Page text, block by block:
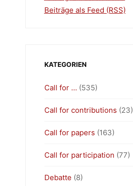
Beiträge als Feed (RSS)
KATEGORIEN
Call for … (535)
Call for contributions (23)
Call for papers (163)
Call for participation (77)
Debatte (8)